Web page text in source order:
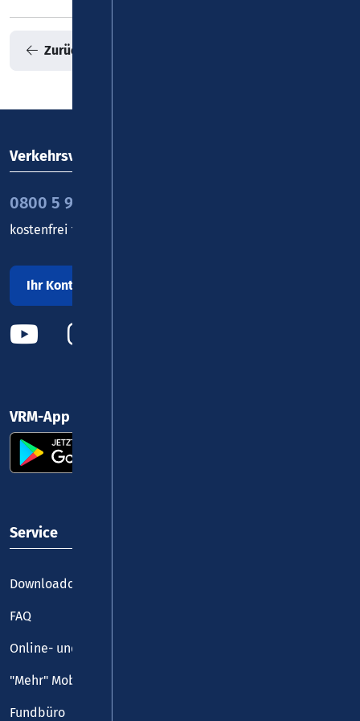
Zurück zur Übersicht
Verkehrsverbund Rhein-Mosel GmbH
0800 5 986 986
kostenfrei täglich 8 - 20 Uhr
Ihr Kontakt zu uns
VRM-App nutzen und durchstarten
Service
Downloadcenter
FAQ
Online- und Handy-Tickets
"Mehr" Mobilität
Fundbüro